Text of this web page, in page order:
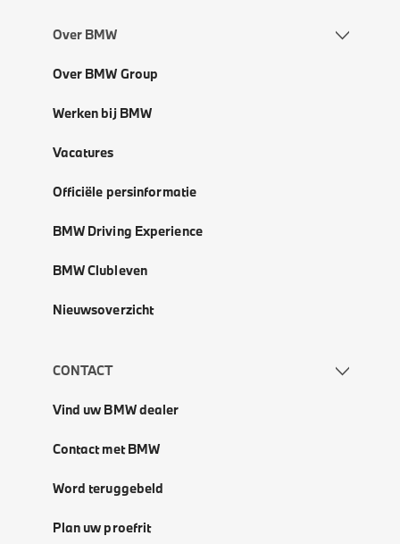
Over BMW
Over BMW Group
Werken bij BMW
Vacatures
Officiële persinformatie
BMW Driving Experience
BMW Clubleven
Nieuwsoverzicht
CONTACT
Vind uw BMW dealer
Contact met BMW
Word teruggebeld
Plan uw proefrit